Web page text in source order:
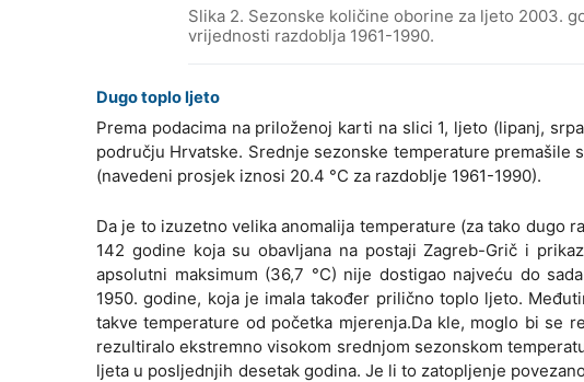
Slika 2. Sezonske količine oborine za ljeto 2003.
vrijednosti razdoblja 1961-1990.
Dugo toplo ljeto
Prema podacima na priloženoj karti na slici 1, ljeto (lipanj,
području Hrvatske. Srednje sezonske temperature
(navedeni prosjek iznosi 20.4 °C za razdoblje 1961-1990).
Da je to izuzetno velika anomalija temperature (za tako dugo
142 godine koja su obavljana na postaji Zagreb-Grič i
apsolutni maksimum (36,7 °C) nije dostigao najveću do
1950. godine, koja je imala također prilično toplo ljeto.
takve temperature od početka mjerenja.Da kle, moglo bi
rezultiralo ekstremno visokom srednjom sezonskom
ljeta u posljednjih desetak godina. Je li to zatopljenje